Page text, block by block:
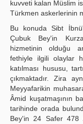
kuvveti kalan Müslim
Türkmen askerlerinin
Bu konuda Sibt
Çubuk Bey'in
hizmetinin olduğu
fethiyle ilgili olaylar
katılması hususu,
çıkmaktadır. Zira
Meyyafarikin
Âmid kuşatmaşının
tarihinde orada
Bey'in 24 Safer 478